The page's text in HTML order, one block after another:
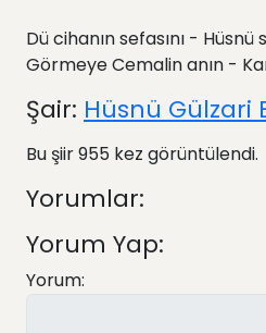
Dü cihanın sefasını -
Görmeye Cemalin anın -
Şair: Hüsnü Gülzari
Bu şiir 955 kez görüntülendi.
Yorumlar:
Yorum Yap:
Yorum: